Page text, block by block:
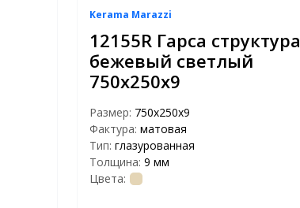
Kerama Marazzi
12155R Гарса структура
бежевый светлый
750х250х9
Размер: 750х250х9
Фактура: матовая
Тип: глазурованная
Толщина: 9 мм
Цвета: